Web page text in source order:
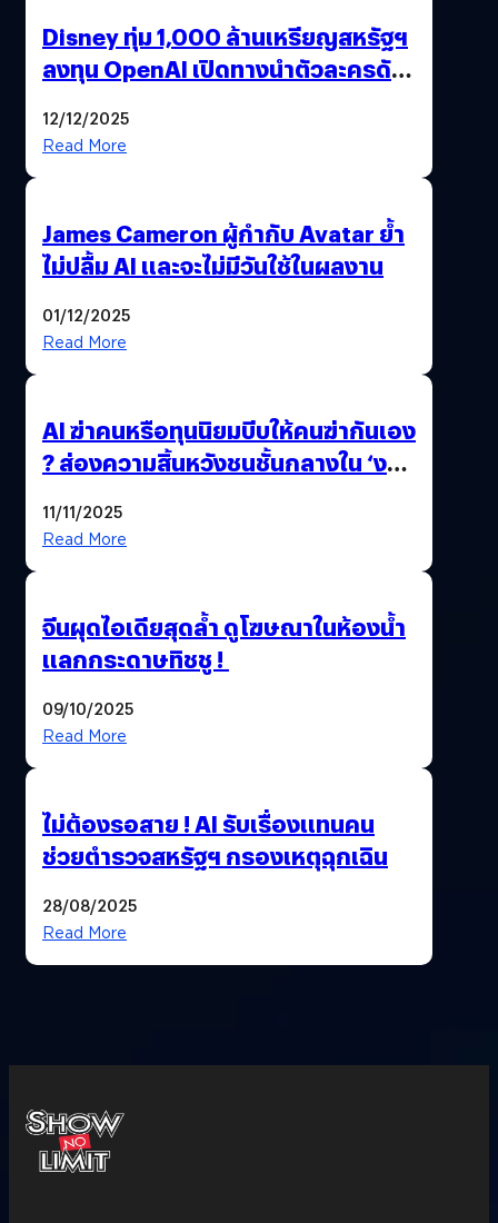
Disney ทุ่ม 1,000 ล้านเหรียญสหรัฐฯ
ลงทุน OpenAI เปิดทางนำตัวละครดัง
12/12/2025
Read More
James Cameron ผู้กำกับ Avatar ย้ำ
ไม่ปลื้ม AI และจะไม่มีวันใช้ในผลงาน
01/12/2025
Read More
AI ฆ่าคนหรือทุนนิยมบีบให้คนฆ่ากันเอง
? ส่องความสิ้นหวังชนชั้นกลางใน ‘งาน
11/11/2025
Read More
จีนผุดไอเดียสุดล้ำ ดูโฆษณาในห้องน้ำ
แลกกระดาษทิชชู !
09/10/2025
Read More
ไม่ต้องรอสาย ! AI รับเรื่องแทนคน
ช่วยตำรวจสหรัฐฯ กรองเหตุฉุกเฉิน
28/08/2025
Read More